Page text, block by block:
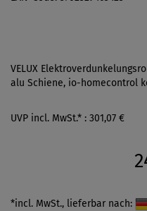
VELUX
alu Schiene, io-homecontrol
UVP incl. MwSt.* : 301,07 €
*incl. MwSt., lieferbar nach: